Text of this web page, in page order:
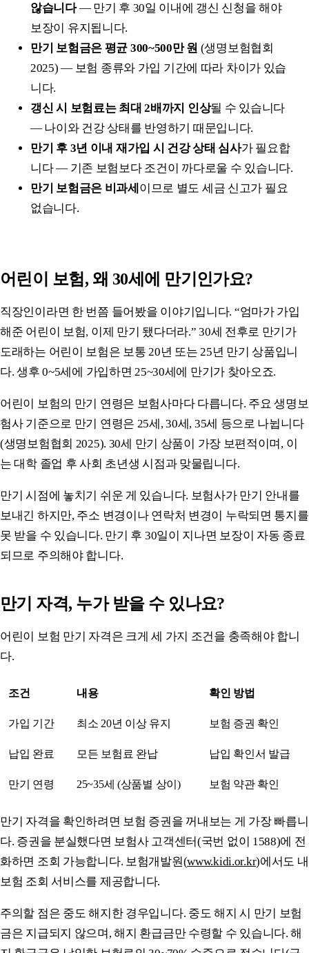
않습니다— 만기 후 30일 이내에 갱신 신청을 해야
보장이 유지됩니다.
만기 보험금은 평균 300~500만 원 (생명보험협회
2025) — 보험 종류와 가입 기간에 따라 차이가 있습
니다.
갱신 시 보험료는 최대 2배까지 인상될 수 있습니다
— 나이와 건강 상태를 반영하기 때문입니다.
만기 후 3년 이내 재가입 시 건강 상태 심사가 필요합
니다 — 기존 보험보다 조건이 까다로울 수 있습니다.
만기 보험금은 비과세 이므로 별도 세금 신고가 필요
없습니다.
어린이 보험, 왜 30세에 만기인가요?
직장인이라면 한 번쯤 들어봤을 이야기입니다. “엄마가 가입
해준 어린이 보험, 이제 만기 됐다더라.” 30세 전후로 만기가
도래하는 어린이 보험은 보통 20년 또는 25년 만기 상품입니
다. 생후 0~5세에 가입하면 25~30세에 만기가 찾아오죠.
어린이 보험의 만기 연령은 보험사마다 다릅니다. 주요 생명보
험사 기준으로 만기 연령은 25세, 30세, 35세 등으로 나뉩니다
(생명보험협회 2025). 30세 만기 상품이 가장 보편적이며, 이
는 대학 졸업 후 사회 초년생 시점과 맞물립니다.
만기 시점에 놓치기 쉬운 게 있습니다. 보험사가 만기 안내를
보내긴 하지만, 주소 변경이나 연락처 변경이 누락되면 통지를
못 받을 수 있습니다. 만기 후 30일이 지나면 보장이 자동 종료
되므로 주의해야 합니다.
만기 자격, 누가 받을 수 있나요?
어린이 보험 만기 자격은 크게 세 가지 조건을 충족해야 합니
다.
조건 내용 확인 방법
가입 기간 최소 20년 이상 유지 보험 증권 확인
납입 완료 모든 보험료 완납 납입 확인서 발급
만기 연령 25~35세 (상품별 상이) 보험 약관 확인
만기 자격을 확인하려면 보험 증권을 꺼내보는 게 가장 빠릅니
다. 증권을 분실했다면 보험사 고객센터(국번 없이 1588)에 전
화하면 조회 가능합니다. 보험개발원(www.kidi.or.kr)에서도 내
보험 조회 서비스를 제공합니다.
주의할 점은 중도 해지한 경우입니다. 중도 해지 시 만기 보험
금은 지급되지 않으며, 해지 환급금만 수령할 수 있습니다. 해